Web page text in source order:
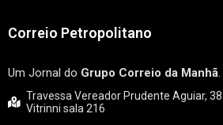
Correio Petropolitano
Um Jornal do Grupo Correio da Manhã.
Travessa Vereador Prudente Aguiar, 38
Vitrinni sala 216